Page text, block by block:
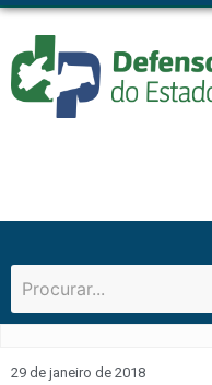
29 de janeiro de 2018